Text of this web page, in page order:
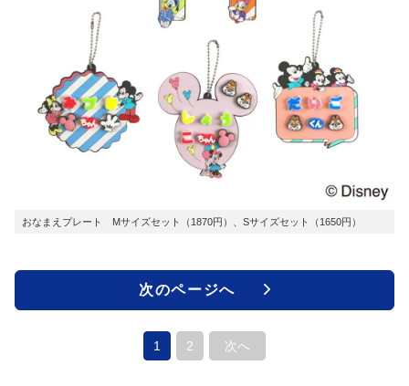
おなまえプレート Mサイズセット（1870円）、Sサイズセット（1650円）
次のページへ
1 2 次へ